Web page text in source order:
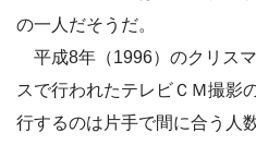
の一人だそうだ。
平成8年（1996）のクリス
スで行われたテレビＣＭ撮影
行するのは片手で間に合う人